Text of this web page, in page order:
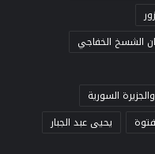
الشسخ الخفاجي
السورية
يحيى عبد الجبار